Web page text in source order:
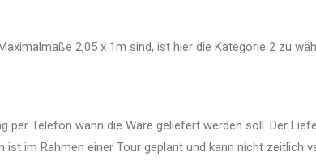
2,05 x 1m sind, ist hier die Kategorie 2 zu
per Telefon wann die Ware geliefert werden soll. Der
im Rahmen einer Tour geplant und kann nicht zeitlich